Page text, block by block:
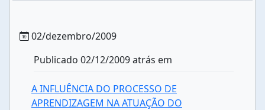
02/dezembro/2009
Publicado 02/12/2009 atrás em
A INFLUÊNCIA DO PROCESSO DE
APRENDIZAGEM NA ATUAÇÃO DO